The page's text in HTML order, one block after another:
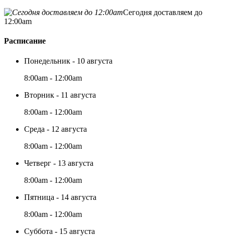
Сегодня доставляем до
12:00am
Расписание
Понедельник - 10 августа
8:00am - 12:00am
Вторник - 11 августа
8:00am - 12:00am
Среда - 12 августа
8:00am - 12:00am
Четверг - 13 августа
8:00am - 12:00am
Пятница - 14 августа
8:00am - 12:00am
Суббота - 15 августа